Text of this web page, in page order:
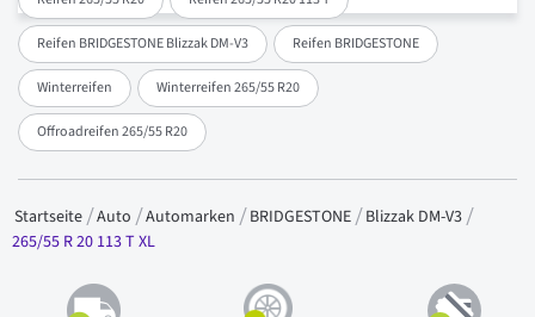
Reifen BRIDGESTONE Blizzak DM-V3 Reifen BRIDGESTONE
Winterreifen Winterreifen 265/55 R20
Offroadreifen 265/55 R20
Startseite Auto Automarken BRIDGESTONE
Blizzak DM-V3
265/55 R 20 113 T XL